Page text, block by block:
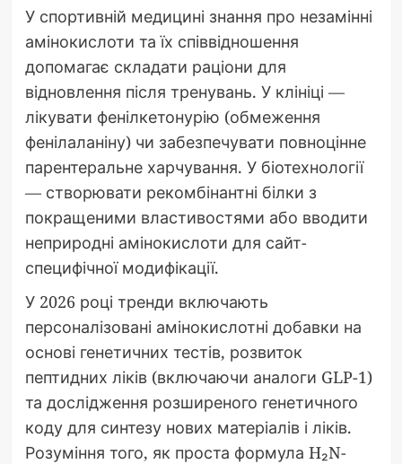
У спортивній медицині знання про незамінні
амінокислоти та їх співвідношення
допомагає складати раціони для
відновлення після тренувань. У клініці —
лікувати фенілкетонурію (обмеження
фенілаланіну) чи забезпечувати повноцінне
парентеральне харчування. У біотехнології
— створювати рекомбінантні білки з
покращеними властивостями або вводити
неприродні амінокислоти для сайт-
специфічної модифікації.
У 2026 році тренди включають
персоналізовані амінокислотні добавки на
основі генетичних тестів, розвиток
пептидних ліків (включаючи аналоги GLP-1)
та дослідження розширеного генетичного
коду для синтезу нових матеріалів і ліків.
Розуміння того, як проста формула H₂N-